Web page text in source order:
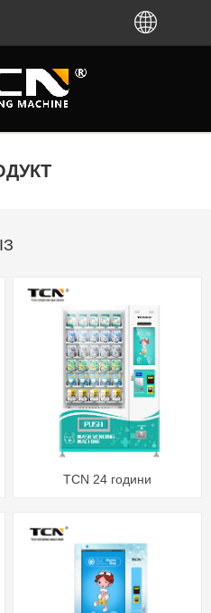
TCN 24 години
за шкірою маска для обличчя
хірургічна маска торговий
автомат